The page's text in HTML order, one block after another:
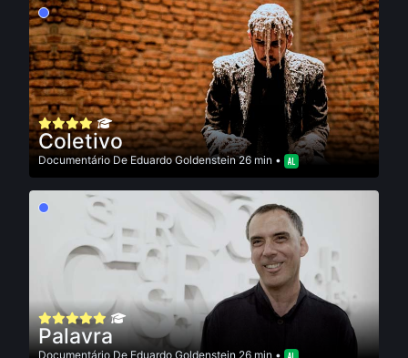
Coletivo
Documentário De Eduardo Goldenstein26 min •
Palavra
DocumentárioDeEduardo Goldenstein 26 min •